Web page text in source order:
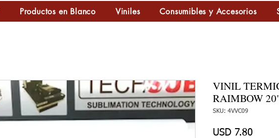
Productos en Blanco Viniles Consumibles y Accesorios
VINIL
RAIMBOW
SKU: 4VVC09
USD 7.80Precio